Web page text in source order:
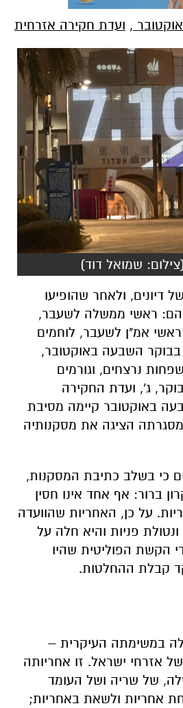
, ועדת חקירה אזרחית
שמואל דוד)
דיונים, ולאחר שהופיעו
עדים בהם: ראשי ממשלה לשעבר,
אמ"ן לשעבר, לוחמים
השבעה באוקטובר,
נרצחים, וגורמים
ג', ועדת החקירה
באוקטובר קיימה מסיבת
הציגה את מסקנותיה
כי בשלב כתיבת המסקנות,
ברור: אף אחד אינו חסין
על כן, האחריות שהוועדה
פניות והיא חלה על
הקשת הפוליטית שהיו
קבלת ההחלטות.
במשימתה העיקרית –
אזרחי ישראל. זו אחריותה
של שריה ושל העומד
אחריות ולשאת באחריות;